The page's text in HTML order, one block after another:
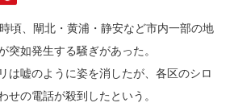
頃、閘北・黄浦・静安など市内一部の地
突如発生する騒ぎがあった。
は嘘のように姿を消したが、各区のシロ
せの電話が殺到したという。